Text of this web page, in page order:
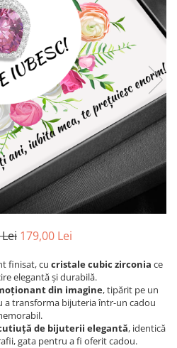
179,00 Lei
finisat, cu cristale cubic zirconia ce
elegantă și durabilă.
din imagine, tipărit pe un
a transforma bijuteria într-un cadou
de bijuterii elegantă, identică
gata pentru a fi oferit cadou.